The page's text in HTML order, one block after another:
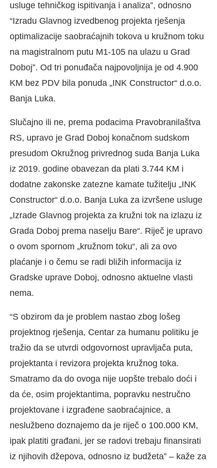
usluge tehničkog ispitivanja i analiza”, odnosno
“Izradu Glavnog izvedbenog projekta rješenja
optimalizacije saobraćajnih tokova u kružnom toku
na magistralnom putu M1-105 na ulazu u Grad
Doboj”. Od tri ponuđača najpovoljnija je od 4.900
KM bez PDV bila ponuda „INK Constructor“ d.o.o.
Banja Luka.
Slučajno ili ne, prema podacima Pravobranilaštva
RS, upravo je Grad Doboj konačnom sudskom
presudom Okružnog privrednog suda Banja Luka
iz 2019. godine obavezan da plati 3.744 KM i
dodatne zakonske zatezne kamate tužitelju „INK
Constructor“ d.o.o. Banja Luka za izvršene usluge
„Izrade Glavnog projekta za kružni tok na izlazu iz
Grada Doboj prema naselju Bare“. Riječ je upravo
o ovom spornom „kružnom toku“, ali za ovo
plaćanje i o čemu se radi bližih informacija iz
Gradske uprave Doboj, odnosno aktuelne vlasti
nema.
“S obzirom da je problem nastao zbog lošeg
projektnog rješenja, Centar za humanu politiku je
tražio da se utvrdi odgovornost upravljača puta,
projektanta i revizora projekta kružnog toka.
Smatramo da do ovoga nije uopšte trebalo doći i
da će, osim projektantima, popravku nestručno
projektovane i izgrađene saobraćajnice, a
neslužbeno doznajemo da je riječ o 100.000 KM,
ipak platiti građani, jer se radovi trebaju finansirati
iz njihovih džepova, odnosno iz budžeta” – kaže za